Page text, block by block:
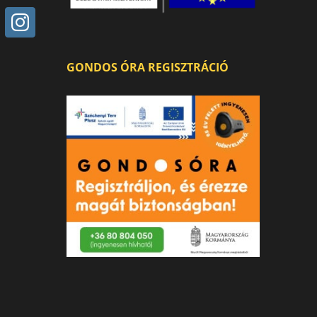
GONDOS ÓRA REGISZTRÁCIÓ